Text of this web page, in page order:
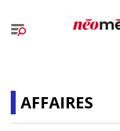
AFFAIRES